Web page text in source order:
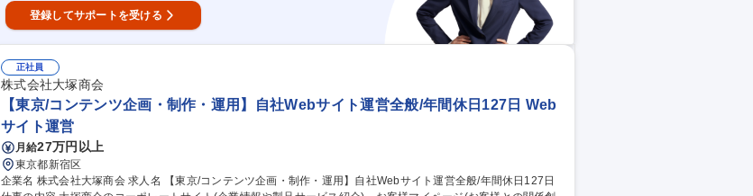
登録してサポートを受ける
正社員
株式会社大塚商会
【東京/コンテンツ企画・制作・運用】自社Webサイト運営全般/年間休日127日 Web
サイト運営
月給27万円以上
東京都新宿区
企業名 株式会社大塚商会 求人名 【東京/コンテンツ企画・制作・運用】自社Webサイト運営全般/年間休日127日